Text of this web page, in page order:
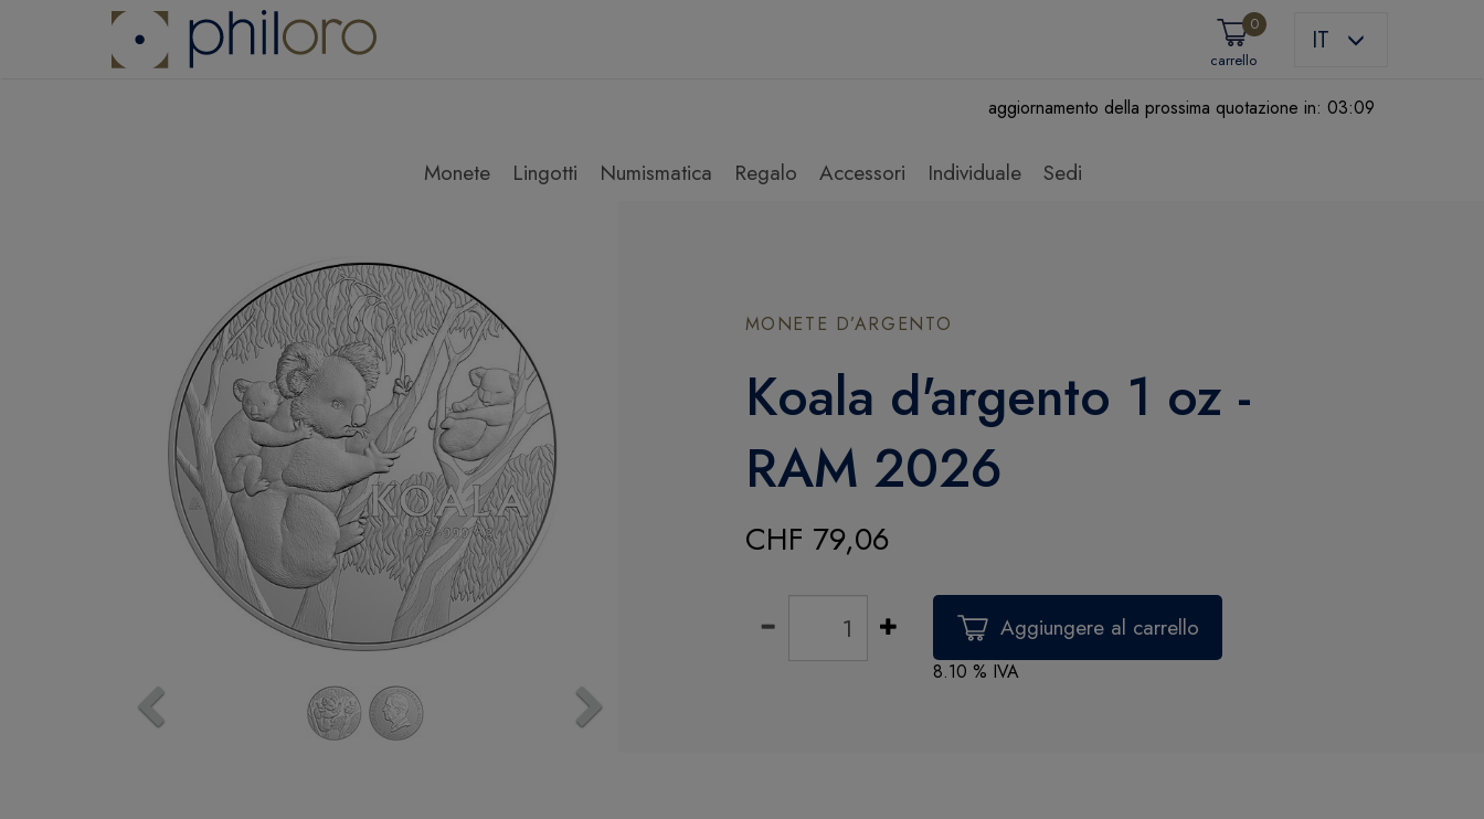
IT
carrello
0
aggiornamento della prossima quotazione in: 03:09
Monete Lingotti Numismatica Regalo Accessori Individuale Sedi
MONETE D’ARGENTO
Koala d'argento 1 oz -
RAM 2026
CHF 79,06
8.10 % IVA